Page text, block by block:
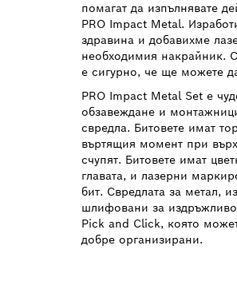
помагат да изпълнявате
PRO Impact Metal.
здравина и добавихме
необходимия накрайник.
е сигурно, че ще можете
PRO Impact Metal Set е
обзавеждане и
свредла. Битовете имат
въртящия момент при
счупят. Битовете имат
главата, и лазерни
бит. Свредлата за метал,
шлифовани за
Pick and Click, която
добре организирани.